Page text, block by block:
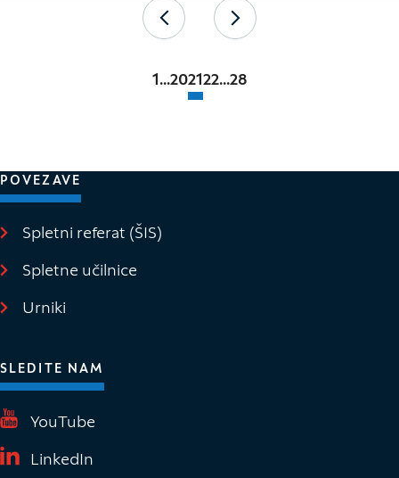
Nazaj
1 ...2021 22...28
Naprej
POVEZAVE
Spletni referat (ŠIS)
Spletne učilnice
Urniki
SLEDITE NAM
YouTube
LinkedIn